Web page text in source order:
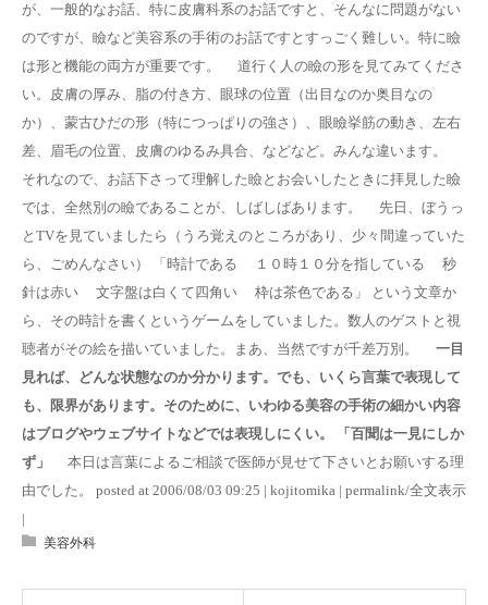
が、一般的なお話、特に皮膚科系のお話ですと、そんなに問題がない
のですが、瞼など美容系の手術のお話ですとすっごく難しい。特に瞼
は形と機能の両方が重要です。 道行く人の瞼の形を見てみてくださ
い。皮膚の厚み、脂の付き方、眼球の位置（出目なのか奥目なの
か）、蒙古ひだの形（特につっぱりの強さ）、眼瞼挙筋の動き、左右
差、眉毛の位置、皮膚のゆるみ具合、などなど。みんな違います。
それなので、お話下さって理解した瞼とお会いしたときに拝見した瞼
では、全然別の瞼であることが、しばしばあります。 先日、ぼうっ
とTVを見ていましたら（うろ覚えのところがあり、少々間違っていた
ら、ごめんなさい） 「時計である １０時１０分を指している 秒
針は赤い 文字盤は白くて四角い 枠は茶色である」 という文章か
ら、その時計を書くというゲームをしていました。数人のゲストと視
聴者がその絵を描いていました。まあ、当然ですが千差万別。 一目
見れば、どんな状態なのか分かります。でも、いくら言葉で表現して
も、限界があります。そのために、いわゆる美容の手術の細かい内容
はブログやウェブサイトなどでは表現しにくい。
「百聞は一見にしか
ず」
本日は言葉によるご相談で医師が見せて下さいとお願いする理
由でした。 posted at 2006/08/03 09:25 | kojitomika | permalink/全文表示
|
美容外科
料金一覧 new